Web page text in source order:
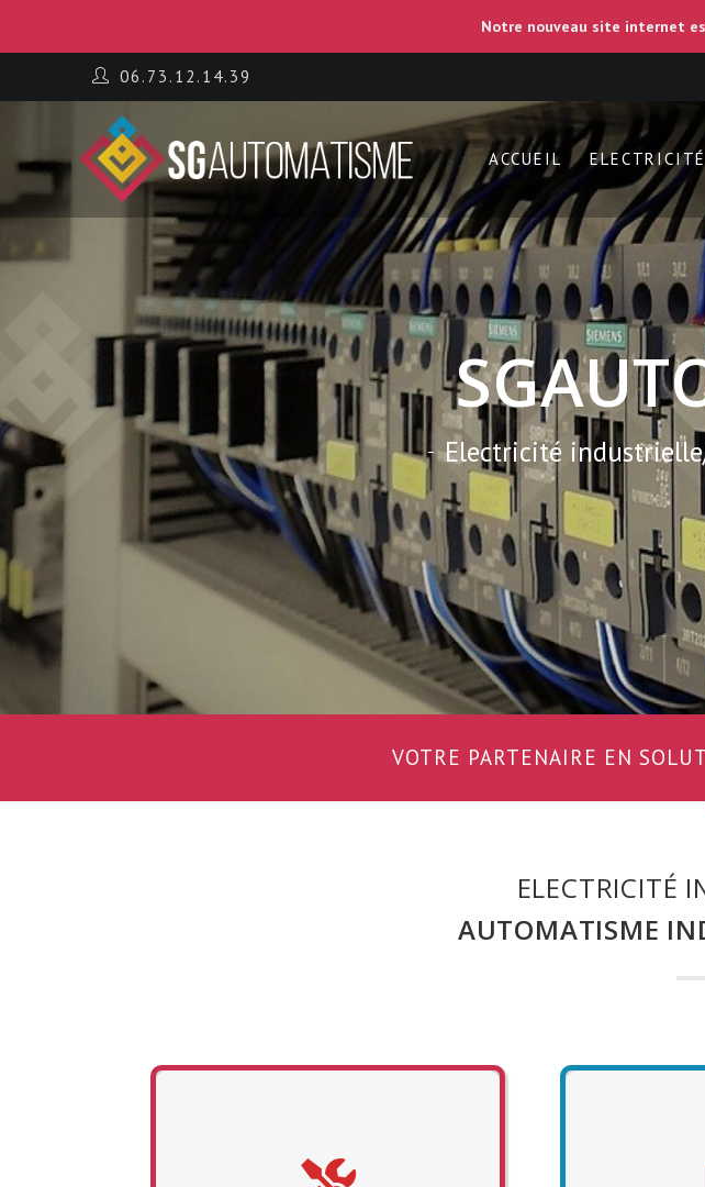
06.73.12.14.39
ACCUEIL
SG
Electricité
VOTRE PARTENAIRE EN
ELECTRICITÉ
AUTOMATISME
Notre nouveau site internet